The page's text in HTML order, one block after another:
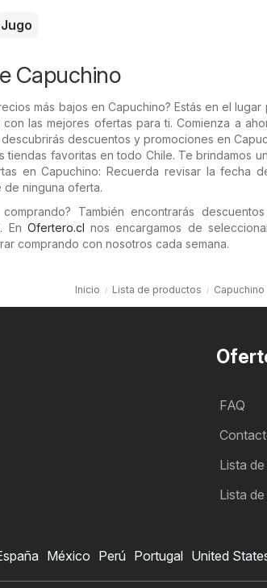
Jugo
Capuchino
más bajos en Capuchino? Estás en el lugar
las mejores ofertas para ti. Comienza a
descuentos y promociones en
tiendas favoritas en todo Chile. Te brindamos
en Capuchino: Recuerda revisar la fecha
ninguna oferta.
También encontrarás
. En Ofertero.cl nos encargamos de
comprando con nosotros cada semana.
Inicio Lista de productos Capuchino
FAQ
Lista
Lista
México Perú Portugal United